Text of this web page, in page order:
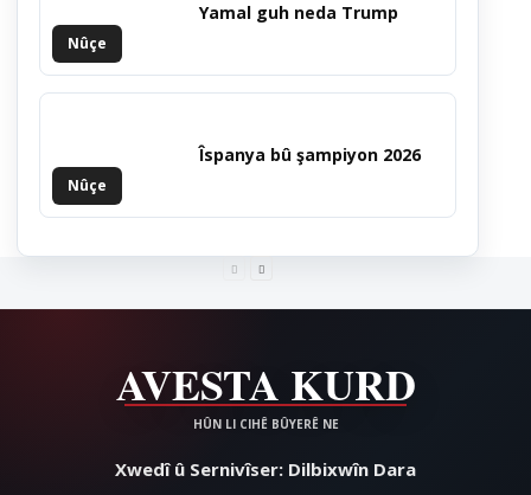
Nûçe
Yamal guh neda Trump
Nûçe
Îspanya bû şampiyon 2026
Xwedî û Sernivîser: Dilbixwîn Dara